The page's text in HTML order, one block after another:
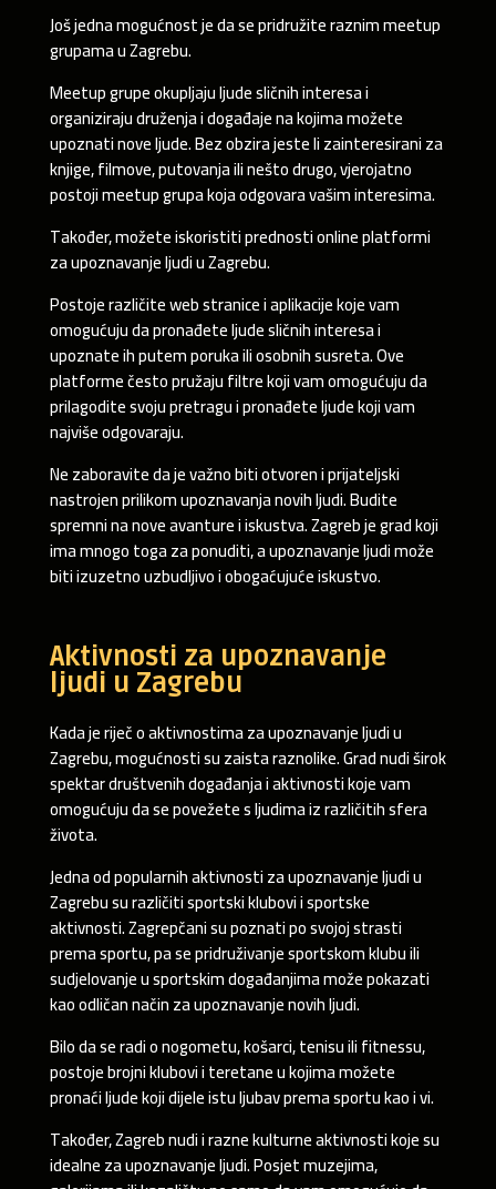
Još jedna mogućnost je da se pridružite raznim meetup
grupama u Zagrebu.
Meetup grupe okupljaju ljude sličnih interesa i
organiziraju druženja i događaje na kojima možete
upoznati nove ljude. Bez obzira jeste li zainteresirani za
knjige, filmove, putovanja ili nešto drugo, vjerojatno
postoji meetup grupa koja odgovara vašim interesima.
Također, možete iskoristiti prednosti online platformi
za upoznavanje ljudi u Zagrebu.
Postoje različite web stranice i aplikacije koje vam
omogućuju da pronađete ljude sličnih interesa i
upoznate ih putem poruka ili osobnih susreta. Ove
platforme često pružaju filtre koji vam omogućuju da
prilagodite svoju pretragu i pronađete ljude koji vam
najviše odgovaraju.
Ne zaboravite da je važno biti otvoren i prijateljski
nastrojen prilikom upoznavanja novih ljudi. Budite
spremni na nove avanture i iskustva. Zagreb je grad koji
ima mnogo toga za ponuditi, a upoznavanje ljudi može
biti izuzetno uzbudljivo i obogaćujuće iskustvo.
Aktivnosti za upoznavanje
ljudi u Zagrebu
Kada je riječ o aktivnostima za upoznavanje ljudi u
Zagrebu, mogućnosti su zaista raznolike. Grad nudi širok
spektar društvenih događanja i aktivnosti koje vam
omogućuju da se povežete s ljudima iz različitih sfera
života.
Jedna od popularnih aktivnosti za upoznavanje ljudi u
Zagrebu su različiti sportski klubovi i sportske
aktivnosti. Zagrepčani su poznati po svojoj strasti
prema sportu, pa se pridruživanje sportskom klubu ili
sudjelovanje u sportskim događanjima može pokazati
kao odličan način za upoznavanje novih ljudi.
Bilo da se radi o nogometu, košarci, tenisu ili fitnessu,
postoje brojni klubovi i teretane u kojima možete
pronaći ljude koji dijele istu ljubav prema sportu kao i vi.
Također, Zagreb nudi i razne kulturne aktivnosti koje su
idealne za upoznavanje ljudi. Posjet muzejima,